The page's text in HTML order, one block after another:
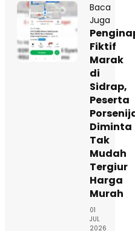
Baca
Juga
Fiktif
Marak
di
Sidrap,
Peserta
Diminta
Tak
Mudah
Tergiur
Harga
Murah
01
JUL
2026